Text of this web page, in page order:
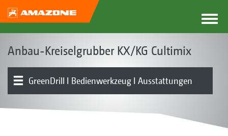
Anbau-Kreiselgrubber KX/KG Cultimix
GreenDrill I Bedienwerkzeug I Ausstattungen